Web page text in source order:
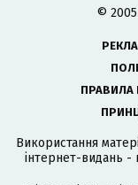
©
ПРАВИЛА
Використання
інтернет-видань -